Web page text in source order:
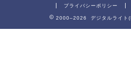
プライバシーポリシー
2000–2026 デジタルライ